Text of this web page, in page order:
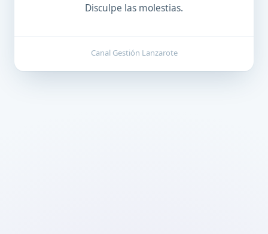
Disculpe las molestias.
Canal Gestión Lanzarote